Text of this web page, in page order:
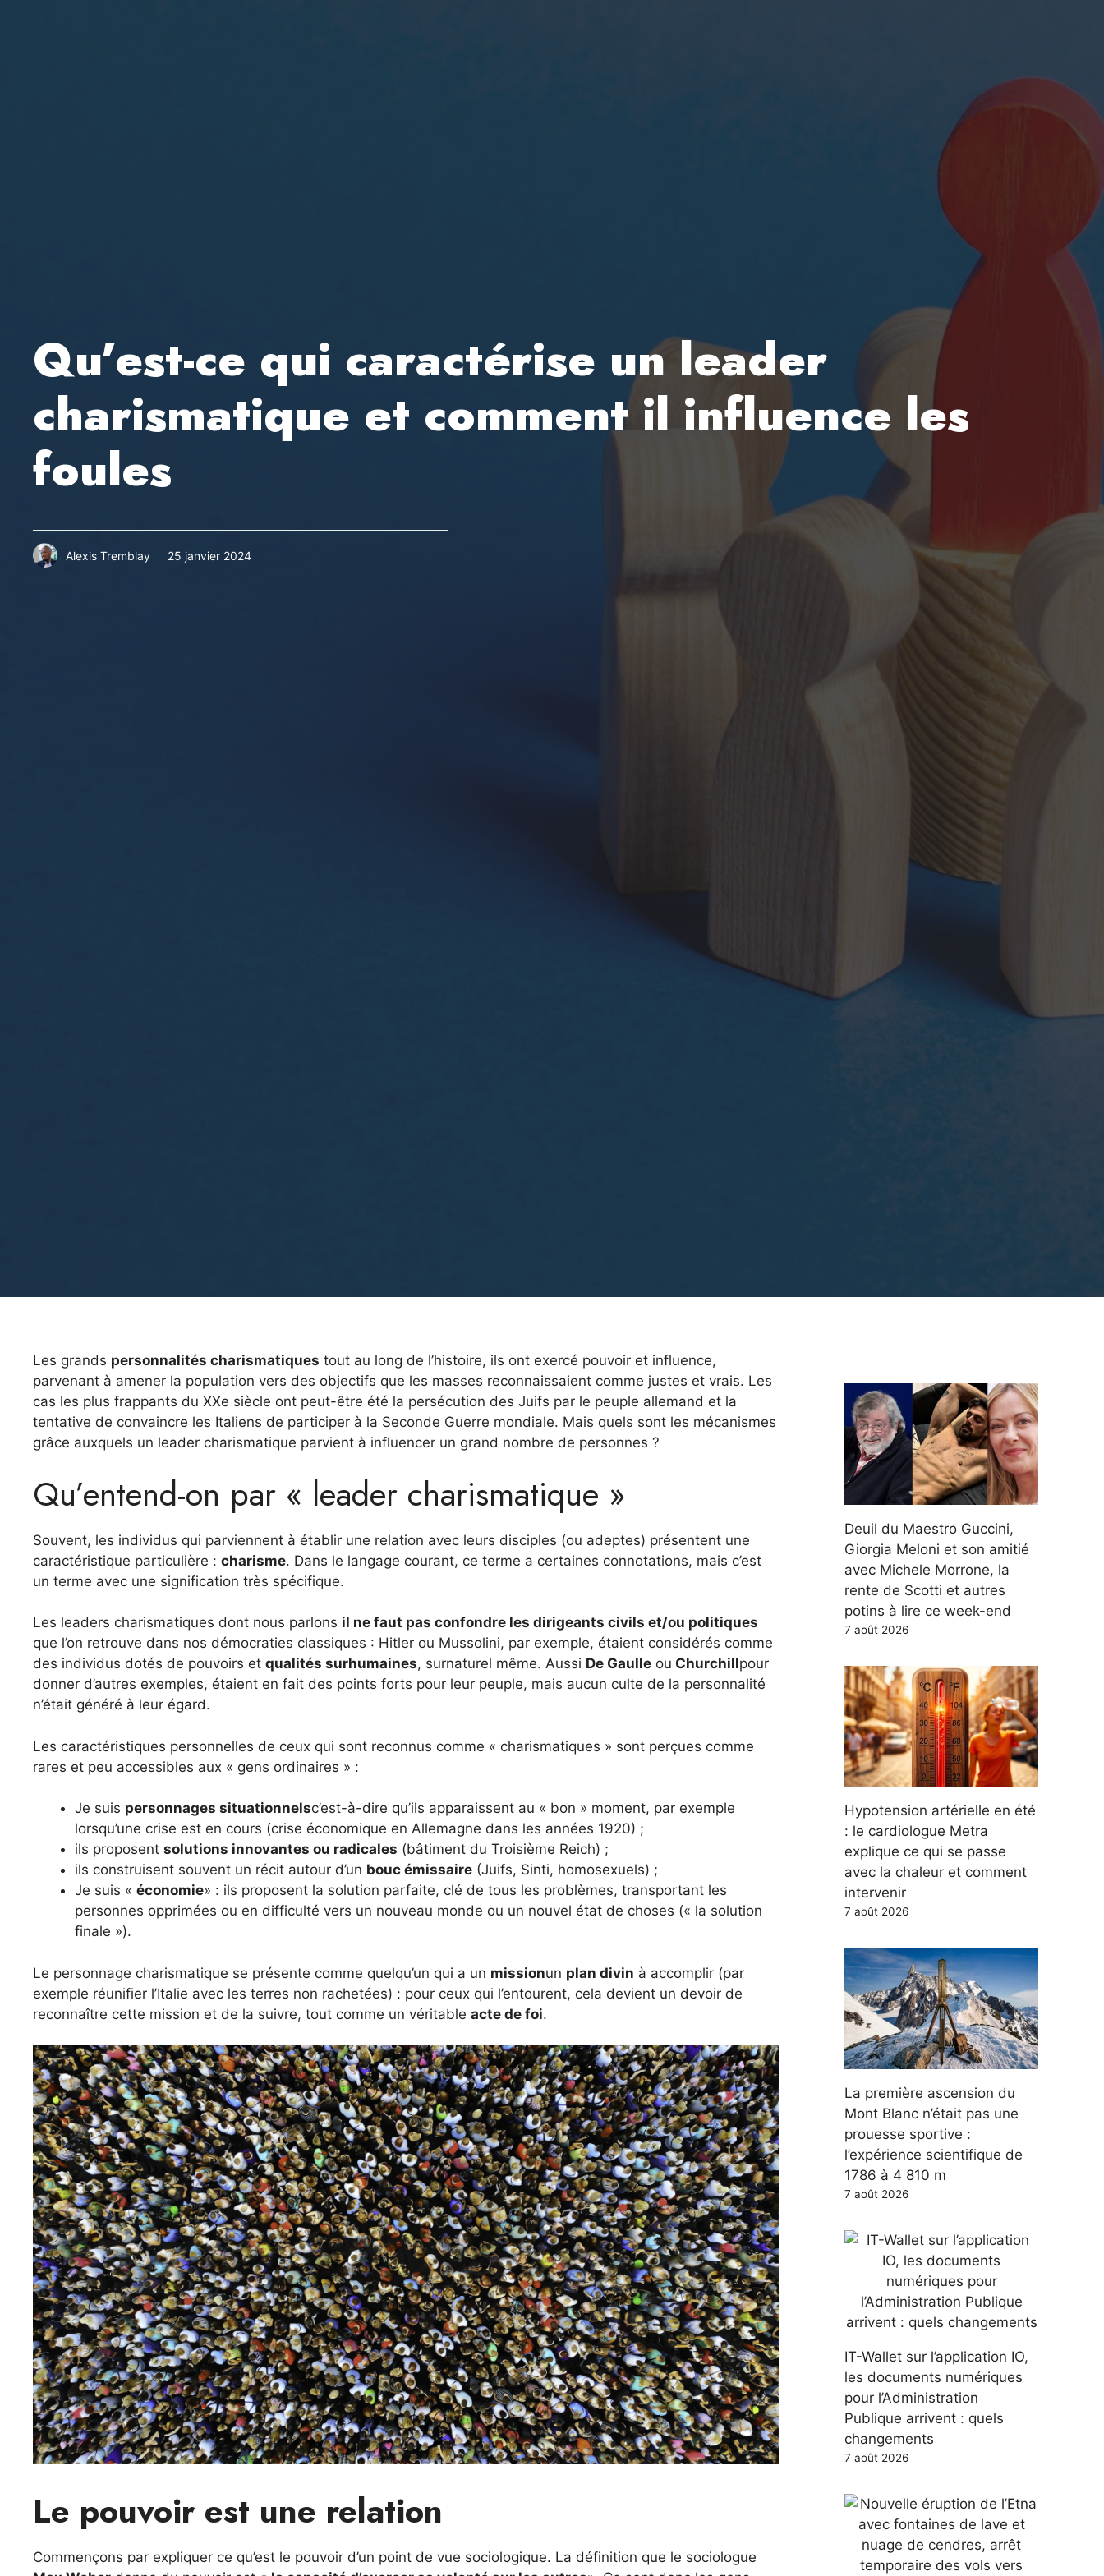
Qu’est-ce qui caractérise un leader
charismatique et comment il influence les
foules
Alexis Tremblay 25 janvier 2024
Les grands personnalités charismatiques tout au long de l’histoire, ils ont exercé pouvoir et influence,
parvenant à amener la population vers des objectifs que les masses reconnaissaient comme justes et vrais. Les
cas les plus frappants du XXe siècle ont peut-être été la persécution des Juifs par le peuple allemand et la
tentative de convaincre les Italiens de participer à la Seconde Guerre mondiale. Mais quels sont les mécanismes
grâce auxquels un leader charismatique parvient à influencer un grand nombre de personnes ?
Qu’entend-on par « leader charismatique »
Souvent, les individus qui parviennent à établir une relation avec leurs disciples (ou adeptes) présentent une
caractéristique particulière : charisme. Dans le langage courant, ce terme a certaines connotations, mais c’est
un terme avec une signification très spécifique.
Les leaders charismatiques dont nous parlons il ne faut pas confondre les dirigeants civils et/ou politiques
que l’on retrouve dans nos démocraties classiques : Hitler ou Mussolini, par exemple, étaient considérés comme
des individus dotés de pouvoirs et qualités surhumaines, surnaturel même. Aussi De Gaulle ou Churchillpour
donner d’autres exemples, étaient en fait des points forts pour leur peuple, mais aucun culte de la personnalité
n’était généré à leur égard.
Les caractéristiques personnelles de ceux qui sont reconnus comme « charismatiques » sont perçues comme
rares et peu accessibles aux « gens ordinaires » :
Je suis personnages situationnelsc’est-à-dire qu’ils apparaissent au « bon » moment, par exemple
lorsqu’une crise est en cours (crise économique en Allemagne dans les années 1920) ;
ils proposent solutions innovantes ou radicales (bâtiment du Troisième Reich) ;
ils construisent souvent un récit autour d’un bouc émissaire (Juifs, Sinti, homosexuels) ;
Je suis « économie» : ils proposent la solution parfaite, clé de tous les problèmes, transportant les
personnes opprimées ou en difficulté vers un nouveau monde ou un nouvel état de choses (« la solution
finale »).
Le personnage charismatique se présente comme quelqu’un qui a un missionun plan divin à accomplir (par
exemple réunifier l’Italie avec les terres non rachetées) : pour ceux qui l’entourent, cela devient un devoir de
reconnaître cette mission et de la suivre, tout comme un véritable acte de foi.
Le pouvoir est une relation
Commençons par expliquer ce qu’est le pouvoir d’un point de vue sociologique. La définition que le sociologue
Deuil du Maestro Guccini,
Giorgia Meloni et son amitié
avec Michele Morrone, la
rente de Scotti et autres
potins à lire ce week-end
7 août 2026
Hypotension artérielle en été
: le cardiologue Metra
explique ce qui se passe
avec la chaleur et comment
intervenir
7 août 2026
La première ascension du
Mont Blanc n’était pas une
prouesse sportive :
l’expérience scientifique de
1786 à 4 810 m
7 août 2026
IT-Wallet sur l’application IO,
les documents numériques
pour l’Administration
Publique arrivent : quels
changements
7 août 2026